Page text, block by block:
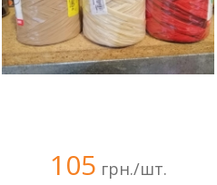
105 грн./шт.